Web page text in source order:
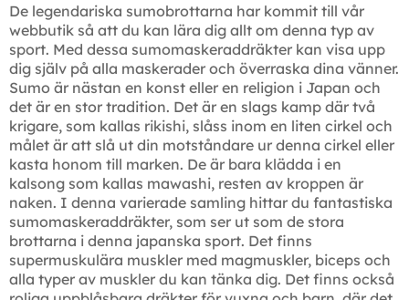
De legendariska sumobrottarna har kommit till vår
webbutik så att du kan lära dig allt om denna typ av
sport. Med dessa sumomaskeraddräkter kan visa upp
dig själv på alla maskerader och överraska dina vänner.
Sumo är nästan en konst eller en religion i Japan och
det är en stor tradition. Det är en slags kamp där två
krigare, som kallas rikishi, slåss inom en liten cirkel och
målet är att slå ut din motståndare ur denna cirkel eller
kasta honom till marken. De är bara klädda i en
kalsong som kallas mawashi, resten av kroppen är
naken. I denna varierade samling hittar du fantastiska
sumomaskeraddräkter, som ser ut som de stora
brottarna i denna japanska sport. Det finns
supermuskulära muskler med magmuskler, biceps och
alla typer av muskler du kan tänka dig. Det finns också